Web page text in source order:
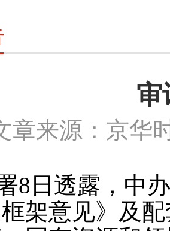
审
章来源：京
8 日透露，中
架意见》及